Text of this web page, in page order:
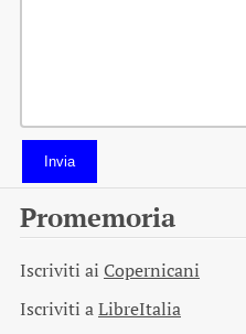
Invia
Promemoria
Iscriviti ai Copernicani
Iscriviti aLibreItalia